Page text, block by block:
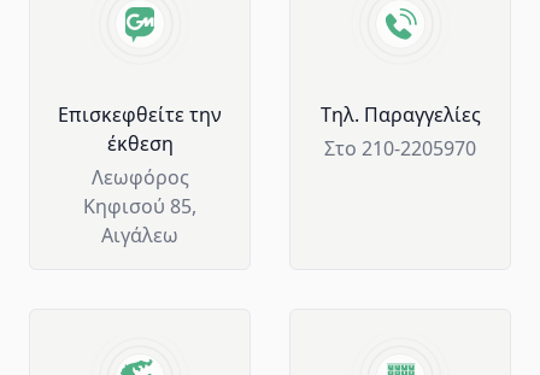
Επισκεφθείτε την
έκθεση
Λεωφόρος
Κηφισού 85,
Αιγάλεω
Tηλ. Παραγγελίες
Στο 210-2205970